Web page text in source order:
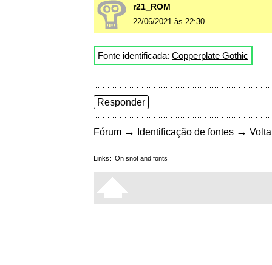
r21_ROM
22/06/2021 às 22:30
Fonte identificada: Copperplate Gothic
Responder
Fórum → Identificação de fontes →
Links: On snot and fonts